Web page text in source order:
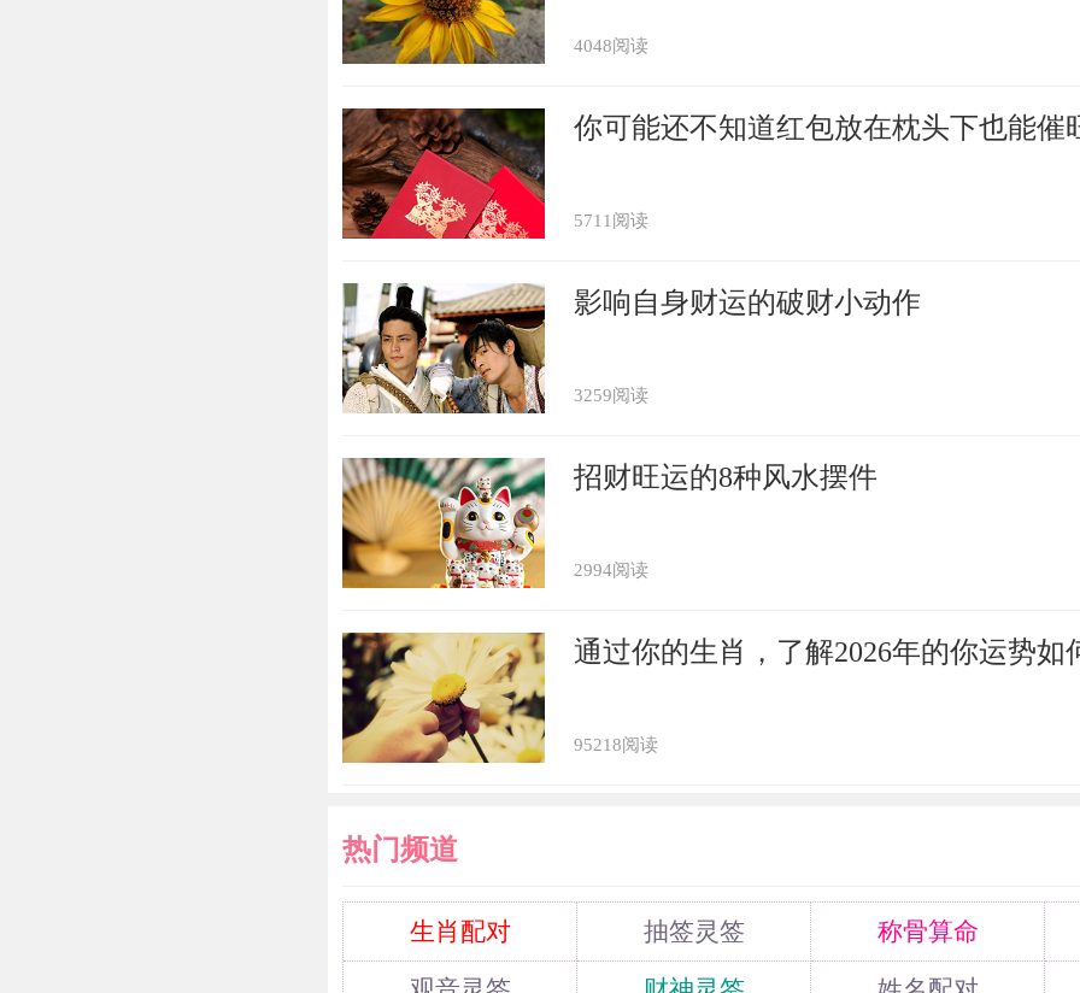
4048阅读
你可能还不知道红包放在枕头下也能催
5711阅读
影响自身财运的破财小动作
3259阅读
招财旺运的8种风水摆件
2994阅读
通过你的生肖，了解2026年的你运势如
95218阅读
热门频道
生肖配对 抽签灵签
称骨算命